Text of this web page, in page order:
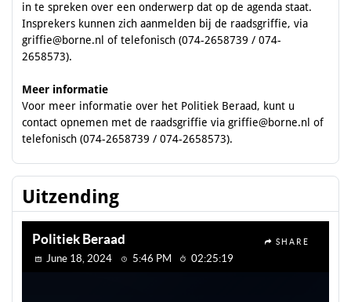
in te spreken over een onderwerp dat op de agenda staat.
Insprekers kunnen zich aanmelden bij de raadsgriffie, via
griffie@borne.nl of telefonisch (074-2658739 / 074-
2658573).
Meer informatie
Voor meer informatie over het Politiek Beraad, kunt u
contact opnemen met de raadsgriffie via griffie@borne.nl of
telefonisch (074-2658739 / 074-2658573).
Uitzending